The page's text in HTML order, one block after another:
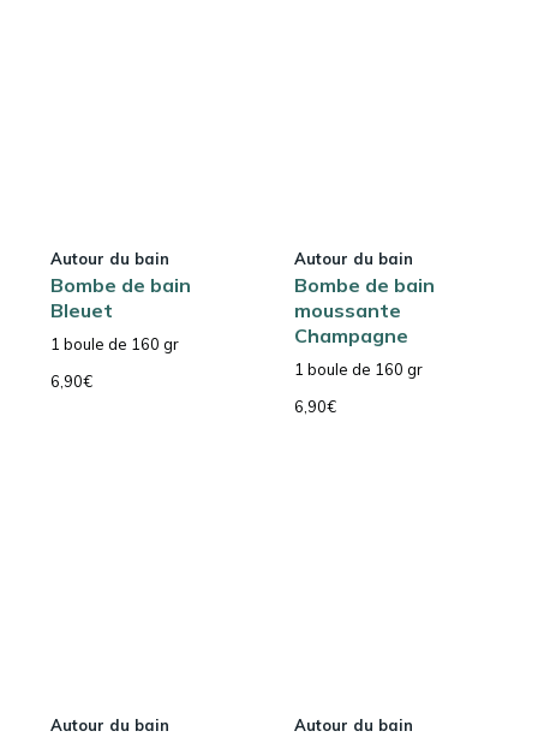
Autour du bain
Bombe de bain
Bleuet
1 boule de 160 gr
6,90€
Autour du bain
Bombe de bain
moussante
Champagne
1 boule de 160 gr
6,90€
Autour du bain Autour du bain